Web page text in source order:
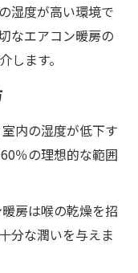
湿度が高い環境で
なエアコン暖房の
します。
内の湿度が低下す
％の理想的な範囲
房は喉の乾燥を招
分な潤いを与えま